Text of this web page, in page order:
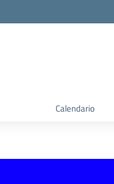
Calendario